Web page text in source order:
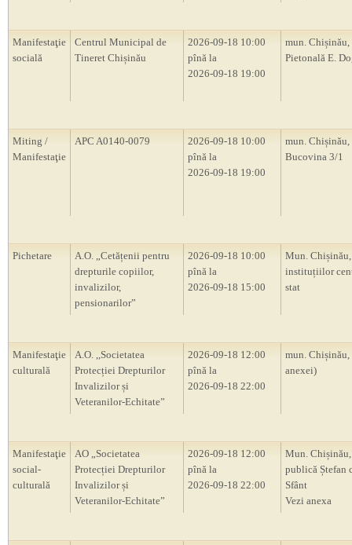
Manifestaţie
socială
Centrul Municipal de
Tineret Chișinău
2026-09-18 10:00
pînă la
2026-09-18 19:00
mun. Chișinău,
Pietonală E.
Miting /
Manifestaţie
APC A0140-0079
2026-09-18 10:00
pînă la
2026-09-18 19:00
mun. Chișinău,
Bucovina 3/1
Pichetare
A.O. „Cetățenii pentru
drepturile copiilor,
invalizilor,
pensionarilor”
2026-09-18 10:00
pînă la
2026-09-18 15:00
Mun.
instituțiilor
stat
Manifestaţie
culturală
A.O. ,,Societatea
Protecției Drepturilor
Invalizilor și
Veteranilor-Echitate”
2026-09-18 12:00
pînă la
2026-09-18 22:00
mun.
anexei)
Manifestaţie
social-
culturală
AO „Societatea
Protecției Drepturilor
Invalizilor și
Veteranilor-Echitate”
2026-09-18 12:00
pînă la
2026-09-18 22:00
Mun.
publică Ștefan
Sfânt
Vezi anexa